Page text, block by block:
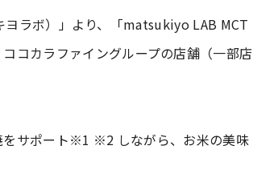
ラボ）」より、「matsukiyo LAB MCT
コカラファイングループの店舗（一部店
をサポート※1 ※2 しながら、お米の美味